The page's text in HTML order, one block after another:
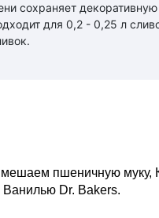
сохраняет
для 0,2 - 0,25 л
пшеничную муку,
Ванилью Dr. Bakers.